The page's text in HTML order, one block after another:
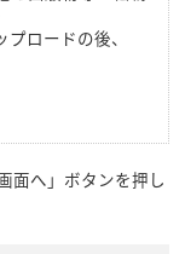
ロードの後、
面へ」ボタンを押し